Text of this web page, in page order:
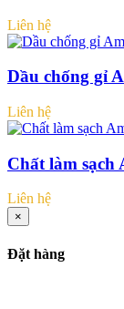
Liên hệ
Dầu chống gỉ
Liên hệ
Chất làm sạch
Liên hệ
×
Đặt hàng